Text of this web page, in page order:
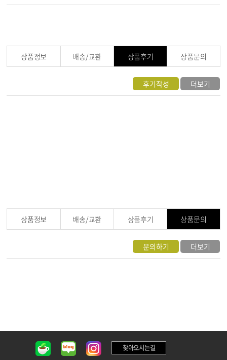
상품정보 배송/교환 상품후기 상품문의
후기작성 더보기
상품정보 배송/교환 상품후기 상품문의
문의하기 더보기
찾아오시는길